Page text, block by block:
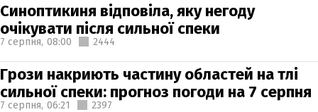
Синоптикиня відповіла, яку негоду
очікувати після сильної спеки
7 серпня, 08:00 2444
Грози накриють частину областей на тлі
сильної спеки: прогноз погоди на 7 серпня
7 серпня, 06:21 2397